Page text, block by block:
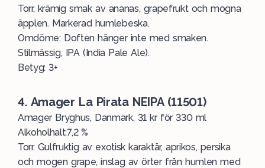
Torr, krämig smak av ananas, grapefrukt och mogna
äpplen. Markerad humlebeska.
Omdöme: Doften hänger inte med smaken.
Stilmässig, IPA (India Pale Ale).
Betyg: 3+
4. Amager La Pirata NEIPA (11501)
Amager Bryghus, Danmark, 31 kr för 330 ml
Alkoholhalt:7,2 %
Torr. Gulfruktig av exotisk karaktär, aprikos, persika
och mogen grape, inslag av örter från humlen med